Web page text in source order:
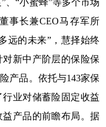
、“小蜜蜂”等多个市场
事长兼CEO马存军所
远的未来”，慧择始终
新中产阶层的保险保
产品。依托与143家保
业对储蓄险固定收益
产品的前瞻布局。据